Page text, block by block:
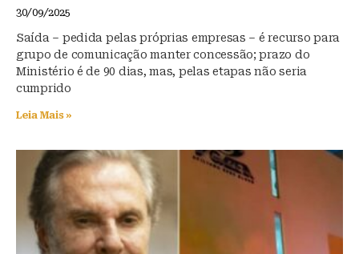
30/09/2025
Saída – pedida pelas próprias empresas – é recurso para
grupo de comunicação manter concessão; prazo do
Ministério é de 90 dias, mas, pelas etapas não seria
cumprido
Leia Mais »